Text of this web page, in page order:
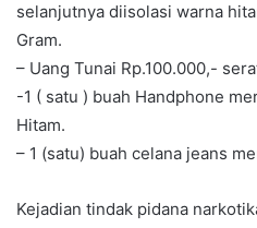
selanjutnya diisolasi warna
Gram.
– Uang Tunai Rp.100.000,-
-1 ( satu ) buah Handphone
Hitam.
– 1 (satu) buah celana jeans
Kejadian tindak pidana